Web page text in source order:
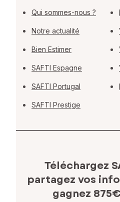
Qui sommes-nous ?
Notre actualité
Bien Estimer
SAFTI Espagne
SAFTI Portugal
SAFTI Prestige
Téléchargez
partagez vos
gagnez